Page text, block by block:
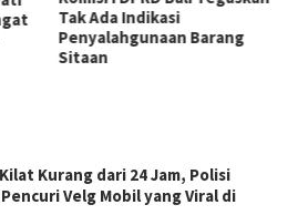
Pengobatan Gratis di Empat
Kecamatan Wujudkan
Pelayanan Kesehatan
Kurang dari 24 Jam, Polisi
Velg Mobil yang Viral di